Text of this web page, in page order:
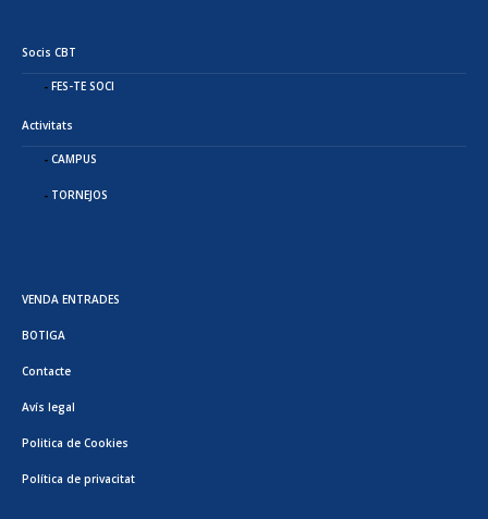
Socis CBT
FES-TE SOCI
Activitats
CAMPUS
TORNEJOS
VENDA ENTRADES
BOTIGA
Contacte
Avís legal
Politica de Cookies
Política de privacitat